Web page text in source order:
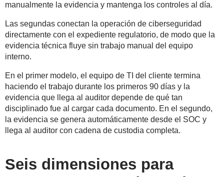
manualmente la evidencia y mantenga los controles al día.
Las segundas conectan la operación de ciberseguridad
directamente con el expediente regulatorio, de modo que la
evidencia técnica fluye sin trabajo manual del equipo
interno.
En el primer modelo, el equipo de TI del cliente termina
haciendo el trabajo durante los primeros 90 días y la
evidencia que llega al auditor depende de qué tan
disciplinado fue al cargar cada documento. En el segundo,
la evidencia se genera automáticamente desde el SOC y
llega al auditor con cadena de custodia completa.
Seis dimensiones para